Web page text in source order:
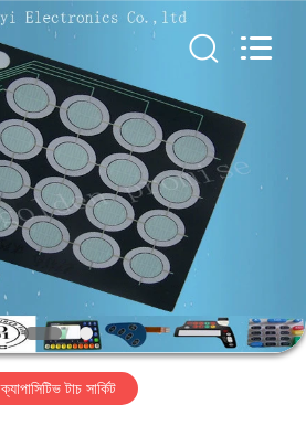
ক্যাপাসিটিভ টাচ সার্কিট